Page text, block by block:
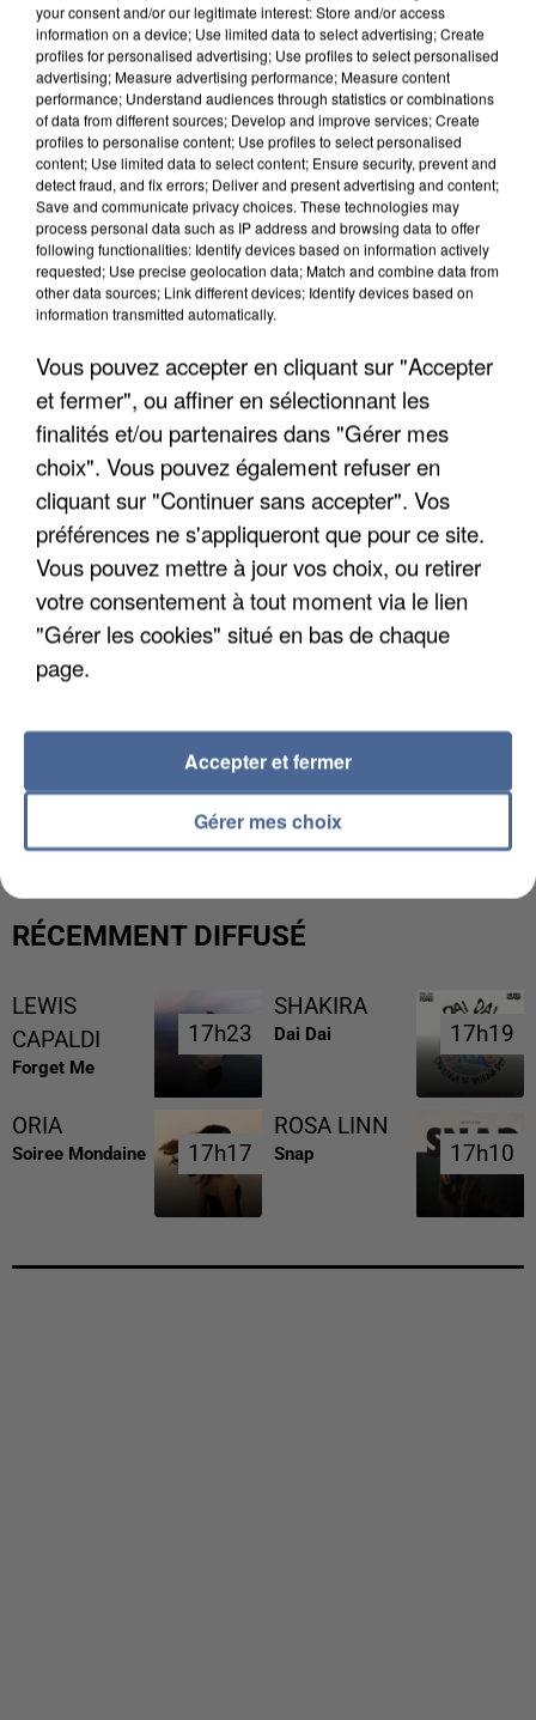
UN SECOND CADRE DE LA DZ MAFIA
UNE TOURISTE DE L’OISE EMPORTÉE PAR UNE
COULÉE DE BOUE EN HAUTE-SAVOIE
RÉCEMMENT DIFFUSÉ
LEWIS
CAPALDI
Forget Me
17h23
17h23
SHAKIRA
Dai Dai 17h19
17h19
ORIA
Soiree Mondaine 17h17
17h17
ROSA LINN
Snap 17h10
17h10
your consent and/or our legitimate interest: Store and/or access
information on a device; Use limited data to select advertising; Create
profiles for personalised advertising; Use profiles to select personalised
advertising; Measure advertising performance; Measure content
performance; Understand audiences through statistics or combinations
of data from different sources; Develop and improve services; Create
profiles to personalise content; Use profiles to select personalised
content; Use limited data to select content; Ensure security, prevent and
detect fraud, and fix errors; Deliver and present advertising and content;
Save and communicate privacy choices. These technologies may
process personal data such as IP address and browsing data to offer
following functionalities: Identify devices based on information actively
requested; Use precise geolocation data; Match and combine data from
other data sources; Link different devices; Identify devices based on
information transmitted automatically.
Vous pouvez accepter en cliquant sur "Accepter
et fermer", ou affiner en sélectionnant les
finalités et/ou partenaires dans "Gérer mes
choix". Vous pouvez également refuser en
cliquant sur "Continuer sans accepter". Vos
préférences ne s'appliqueront que pour ce site.
Vous pouvez mettre à jour vos choix, ou retirer
votre consentement à tout moment via le lien
"Gérer les cookies" situé en bas de chaque
page.
Gérer mes choix
Accepter et fermer